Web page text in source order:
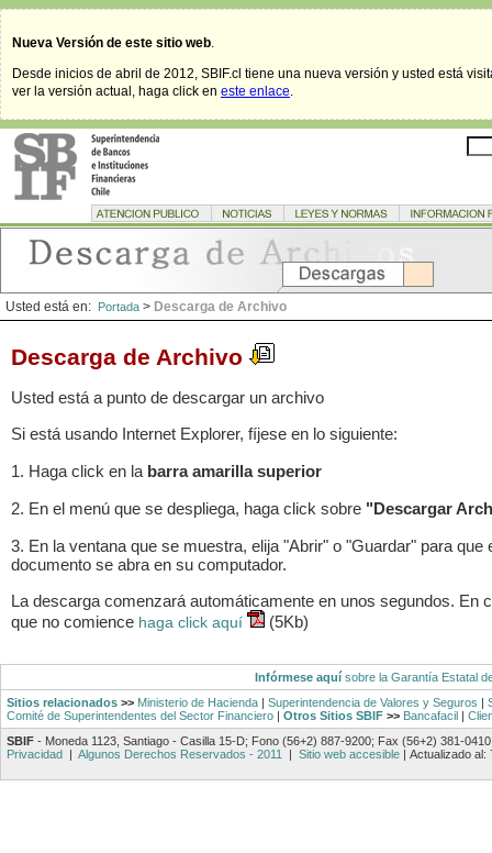
Nueva Versión de este sitio web.
Desde inicios de abril de 2012, SBIF.cl tiene una nueva versión y usted está
ver la versión actual, haga click en este enlace.
Usted está en: Portada > Descarga de Archivo
Descarga de Archivo
Usted está a punto de descargar un archivo
Si está usando Internet Explorer, fíjese en lo siguiente:
1. Haga click en la barra amarilla superior
2. En el menú que se despliega, haga click sobre "Descargar
3. En la ventana que se muestra, elija "Abrir" o "Guardar" para que
documento se abra en su computador.
La descarga comenzará automáticamente en unos segundos. En
que no comience haga click aquí (5Kb)
Infórmese aquísobre la Garantía Estatal
Sitios relacionados >> Ministerio de Hacienda | Superintendencia de Valores y Seguros |
Comité de Superintendentes del Sector Financiero | Otros Sitios SBIF >> Bancafacil |
SBIF - Moneda 1123, Santiago - Casilla 15-D; Fono (56+2) 887-9200; Fax (56+2) 381-0410
Privacidad | Algunos Derechos Reservados - 2011 | Sitio web accesible | Actualizado al: